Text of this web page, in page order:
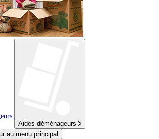
Aides-déménageurs
au menu principal